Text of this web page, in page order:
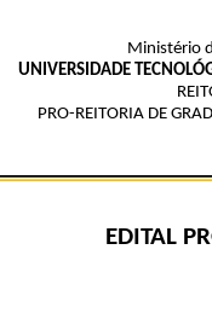
Ministério
UNIVERSIDADE
PRO-REITORIA DE
EDITAL